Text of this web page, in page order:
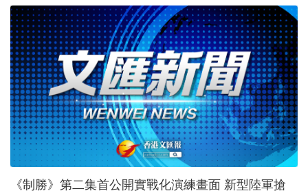
《制勝》第二集首公開實戰化演練畫面 新型陸軍搶